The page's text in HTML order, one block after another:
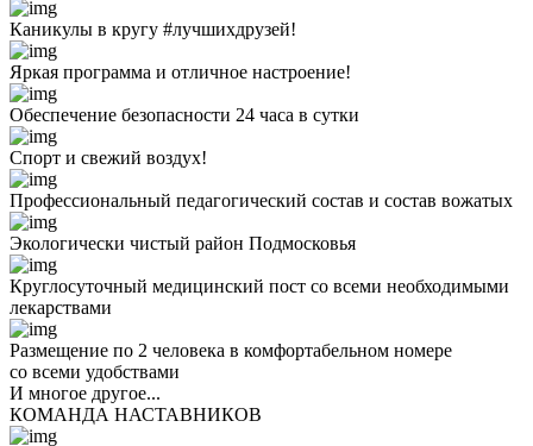
Каникулы в кругу #лучшихдрузей!
Яркая программа и отличное настроение!
Обеспечение безопасности 24 часа в сутки
Спорт и свежий воздух!
Профессиональный педагогический состав и состав вожатых
Экологически чистый район Подмосковья
Круглосуточный медицинский пост со всеми необходимыми
лекарствами
Размещение по 2 человека в комфортабельном номере
со всеми удобствами
И многое другое...
КОМАНДА НАСТАВНИКОВ